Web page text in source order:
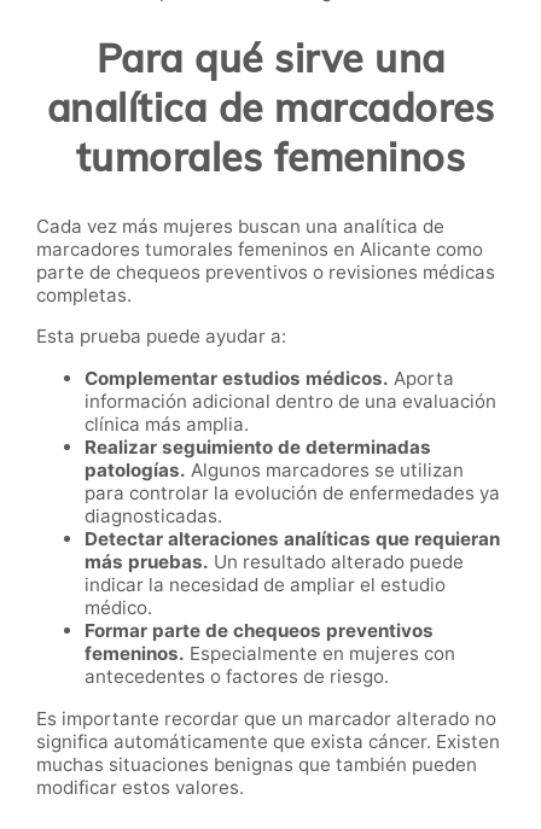
Para qué sirve una
analítica de marcadores
tumorales femeninos
Cada vez más mujeres buscan una analítica de
marcadores tumorales femeninos en Alicante como
parte de chequeos preventivos o revisiones médicas
completas.
Esta prueba puede ayudar a:
Complementar estudios médicos. Aporta
información adicional dentro de una evaluación
clínica más amplia.
Realizar seguimiento de determinadas
patologías. Algunos marcadores se utilizan
para controlar la evolución de enfermedades ya
diagnosticadas.
Detectar alteraciones analíticas que requieran
más pruebas. Un resultado alterado puede
indicar la necesidad de ampliar el estudio
médico.
Formar parte de chequeos preventivos
femeninos. Especialmente en mujeres con
antecedentes o factores de riesgo.
Es importante recordar que un marcador alterado no
significa automáticamente que exista cáncer. Existen
muchas situaciones benignas que también pueden
modificar estos valores.